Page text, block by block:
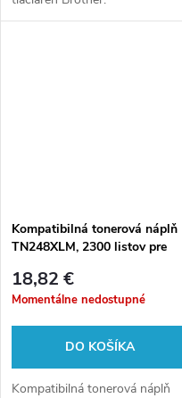
Kompatibilná tonerová náplň
TN248XLM, 2300 listov pre
18,82 €
Momentálne nedostupné
DO KOŠÍKA
Kompatibilná tonerová náplň